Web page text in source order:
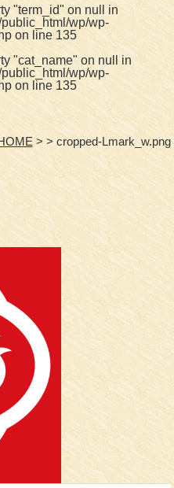
"term_id" on null in
wp/wp-
on line135
"cat_name" on null in
wp/wp-
on line 135
cropped-Lmark_w.png